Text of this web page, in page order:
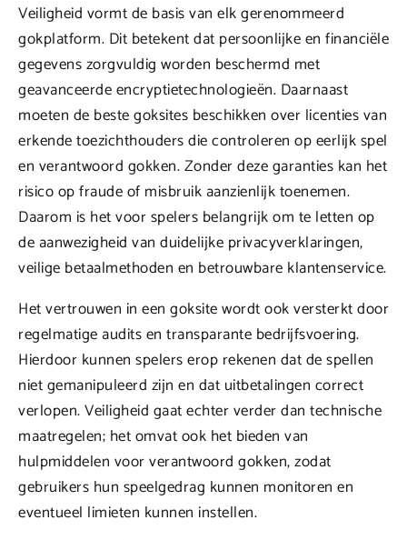
Veiligheid vormt de basis van elk gerenommeerd
gokplatform. Dit betekent dat persoonlijke en financiële
gegevens zorgvuldig worden beschermd met
geavanceerde encryptietechnologieën. Daarnaast
moeten de beste goksites beschikken over licenties van
erkende toezichthouders die controleren op eerlijk spel
en verantwoord gokken. Zonder deze garanties kan het
risico op fraude of misbruik aanzienlijk toenemen.
Daarom is het voor spelers belangrijk om te letten op
de aanwezigheid van duidelijke privacyverklaringen,
veilige betaalmethoden en betrouwbare klantenservice.
Het vertrouwen in een goksite wordt ook versterkt door
regelmatige audits en transparante bedrijfsvoering.
Hierdoor kunnen spelers erop rekenen dat de spellen
niet gemanipuleerd zijn en dat uitbetalingen correct
verlopen. Veiligheid gaat echter verder dan technische
maatregelen; het omvat ook het bieden van
hulpmiddelen voor verantwoord gokken, zodat
gebruikers hun speelgedrag kunnen monitoren en
eventueel limieten kunnen instellen.